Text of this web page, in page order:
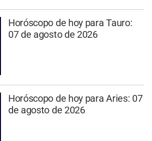
Horóscopo de hoy para Tauro:
07 de agosto de 2026
Horóscopo de hoy para Aries: 07
de agosto de 2026